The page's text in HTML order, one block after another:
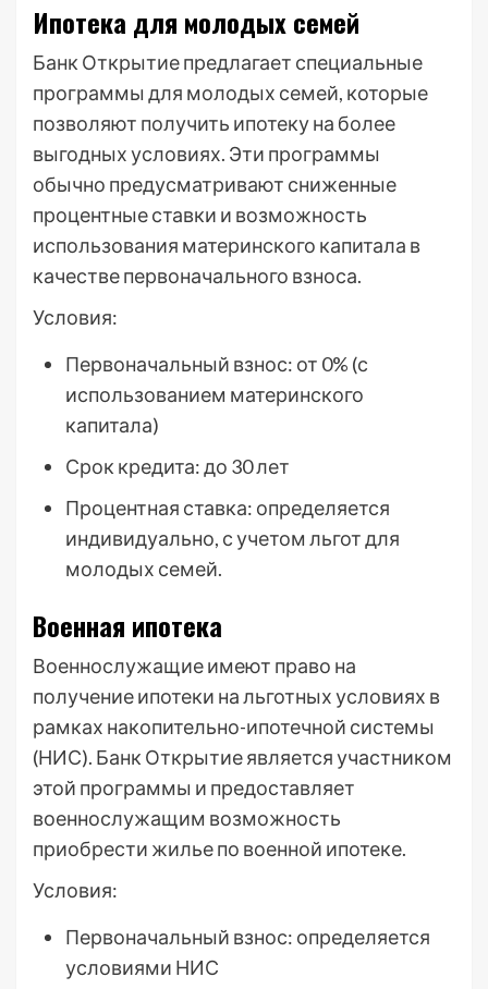
Ипотека для молодых семей
Банк Открытие предлагает специальные
программы для молодых семей, которые
позволяют получить ипотеку на более
выгодных условиях. Эти программы
обычно предусматривают сниженные
процентные ставки и возможность
использования материнского капитала в
качестве первоначального взноса.
Условия:
Первоначальный взнос: от 0% (с
использованием материнского
капитала)
Срок кредита: до 30 лет
Процентная ставка: определяется
индивидуально, с учетом льгот для
молодых семей.
Военная ипотека
Военнослужащие имеют право на
получение ипотеки на льготных условиях в
рамках накопительно-ипотечной системы
(НИС). Банк Открытие является участником
этой программы и предоставляет
военнослужащим возможность
приобрести жилье по военной ипотеке.
Условия:
Первоначальный взнос: определяется
условиями НИС